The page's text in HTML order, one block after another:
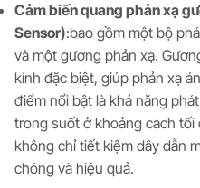
Cảm biến quang phản xạ
Sensor):bao gồm một bộ
và một gương phản xạ.
kính đặc biệt, giúp phản xạ
điểm nổi bật là khả năng
trong suốt ở khoảng cách tối
không chỉ tiết kiệm dây dẫn
chóng và hiệu quả.